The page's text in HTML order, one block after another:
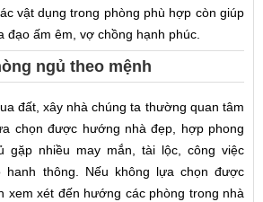
vật dụng trong phòng phù hợp còn giúp
đạo ấm êm, vợ chồng hạnh phúc.
ngủ theo mệnh
đất, xây nhà chúng ta thường quan tâm
chọn được hướng nhà đẹp, hợp phong
gặp nhiều may mắn, tài lộc, công việc
hanh thông. Nếu không lựa chọn được
xem xét đến hướng các phòng trong nhà